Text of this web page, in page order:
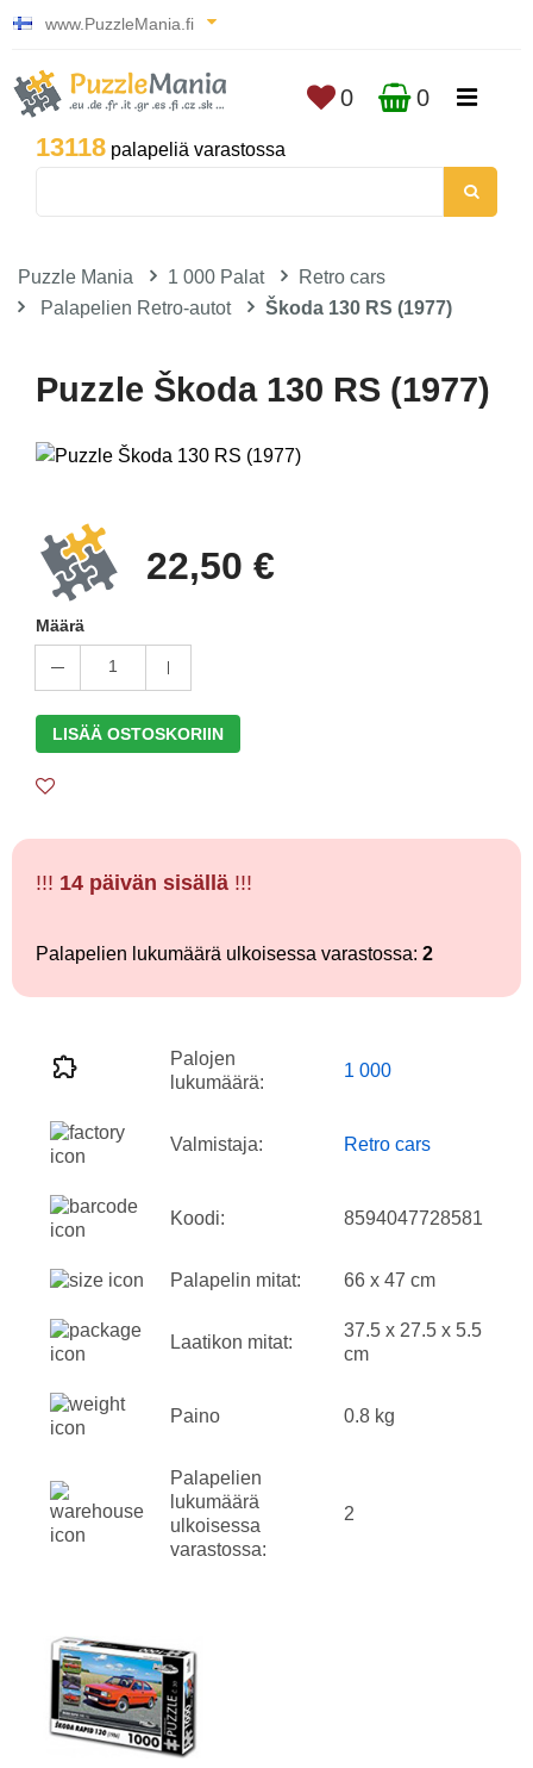
www.PuzzleMania.fi
13118 palapeliä varastossa
0 0
Puzzle Mania 1 000 Palat
Retro cars
Palapelien Retro-autot
Škoda 130 RS (1977)
Puzzle Škoda 130 RS (1977)
22,50 €
Määrä
1
LISÄÄ OSTOSKORIIN
!!! 14 päivän sisällä !!!
Palapelien lukumäärä ulkoisessa varastossa: 2
Palojen
lukumäärä:
1 000
Valmistaja: Retro cars
Koodi: 8594047728581
Palapelin mitat: 66 x 47 cm
Laatikon mitat:
37.5 x 27.5 x 5.5
cm
Paino 0.8 kg
Palapelien
lukumäärä
ulkoisessa
varastossa:
2